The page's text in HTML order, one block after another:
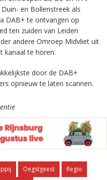
en Bollenstreek als
DAB+ te ontvangen op
ten zuiden van Leiden
andere Omroep Midvliet uit
kanaal te horen.
door de DAB+
opnieuw te laten scannen.
Oegstgeest
Regio